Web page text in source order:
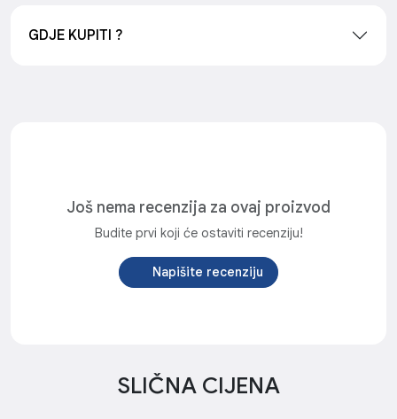
GDJE KUPITI ?
Još nema recenzija za ovaj proizvod
Budite prvi koji će ostaviti recenziju!
Napišite recenziju
SLIČNA CIJENA